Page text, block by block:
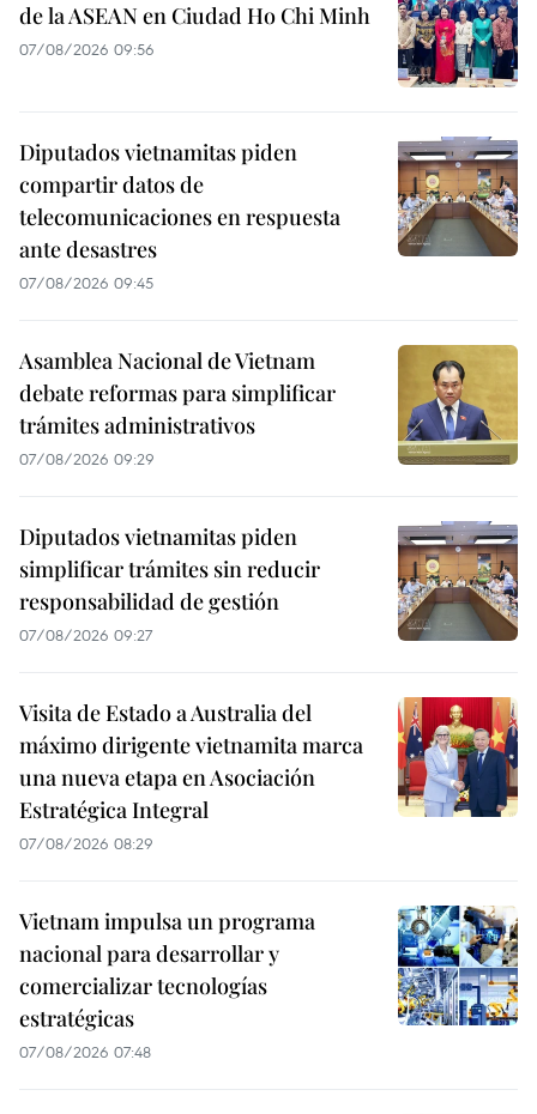
de la ASEAN en Ciudad Ho Chi Minh
07/08/2026 09:56
Diputados vietnamitas piden
compartir datos de
telecomunicaciones en respuesta
ante desastres
07/08/2026 09:45
Asamblea Nacional de Vietnam
debate reformas para simplificar
trámites administrativos
07/08/2026 09:29
Diputados vietnamitas piden
simplificar trámites sin reducir
responsabilidad de gestión
07/08/2026 09:27
Visita de Estado a Australia del
máximo dirigente vietnamita marca
una nueva etapa en Asociación
Estratégica Integral
07/08/2026 08:29
Vietnam impulsa un programa
nacional para desarrollar y
comercializar tecnologías
estratégicas
07/08/2026 07:48